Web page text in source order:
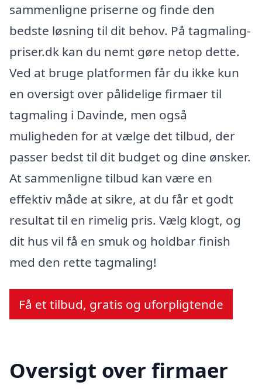
sammenligne priserne og finde den
bedste løsning til dit behov. På tagmaling-
priser.dk kan du nemt gøre netop dette.
Ved at bruge platformen får du ikke kun
en oversigt over pålidelige firmaer til
tagmaling i Davinde, men også
muligheden for at vælge det tilbud, der
passer bedst til dit budget og dine ønsker.
At sammenligne tilbud kan være en
effektiv måde at sikre, at du får et godt
resultat til en rimelig pris. Vælg klogt, og
dit hus vil få en smuk og holdbar finish
med den rette tagmaling!
Få et tilbud, gratis og uforpligtende
Oversigt over firmaer